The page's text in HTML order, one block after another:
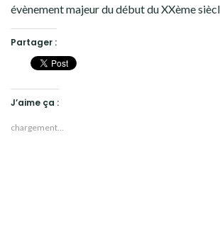
évènement majeur du début du XXème
Partager :
J’aime ça :
chargement…
HISTOIRES EN ILE DE FRANCE
HISTOIRES ET VOYAGES EN FRANCE